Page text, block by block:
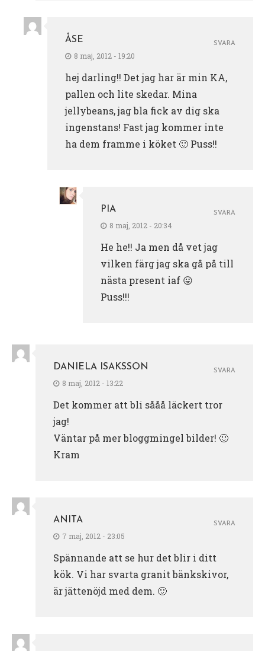
ÅSE
8 maj, 2012 - 19:20
hej darling!! Det jag har är min KA,
pallen och lite skedar. Mina
jellybeans, jag bla fick av dig ska
ingenstans! Fast jag kommer inte
ha dem framme i köket 🙂 Puss!!
SVARA
PIA
8 maj, 2012 - 20:34
He he!! Ja men då vet jag
vilken färg jag ska gå på till
nästa present iaf 😛
Puss!!!
SVARA
DANIELA ISAKSSON
8 maj, 2012 - 13:22
Det kommer att bli sååå läckert tror
jag!
Väntar på mer bloggmingel bilder! 🙂
Kram
SVARA
ANITA
7 maj, 2012 - 23:05
Spännande att se hur det blir i ditt
kök. Vi har svarta granit bänkskivor,
är jättenöjd med dem. 🙂
SVARA